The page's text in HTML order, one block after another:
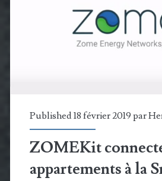
pour
développer
de
Smart
Building
Published 18 février 2019 par
ZOMEKit
appartements à la